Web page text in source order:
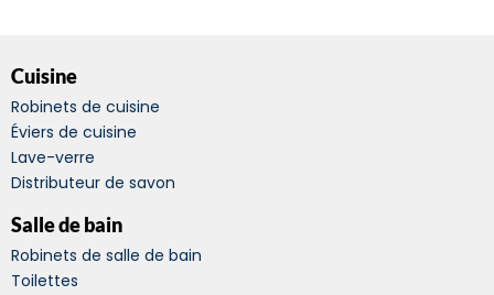
Cuisine
Robinets de cuisine
Éviers de cuisine
Lave-verre
Distributeur de savon
Salle de bain
Robinets de salle de bain
Toilettes